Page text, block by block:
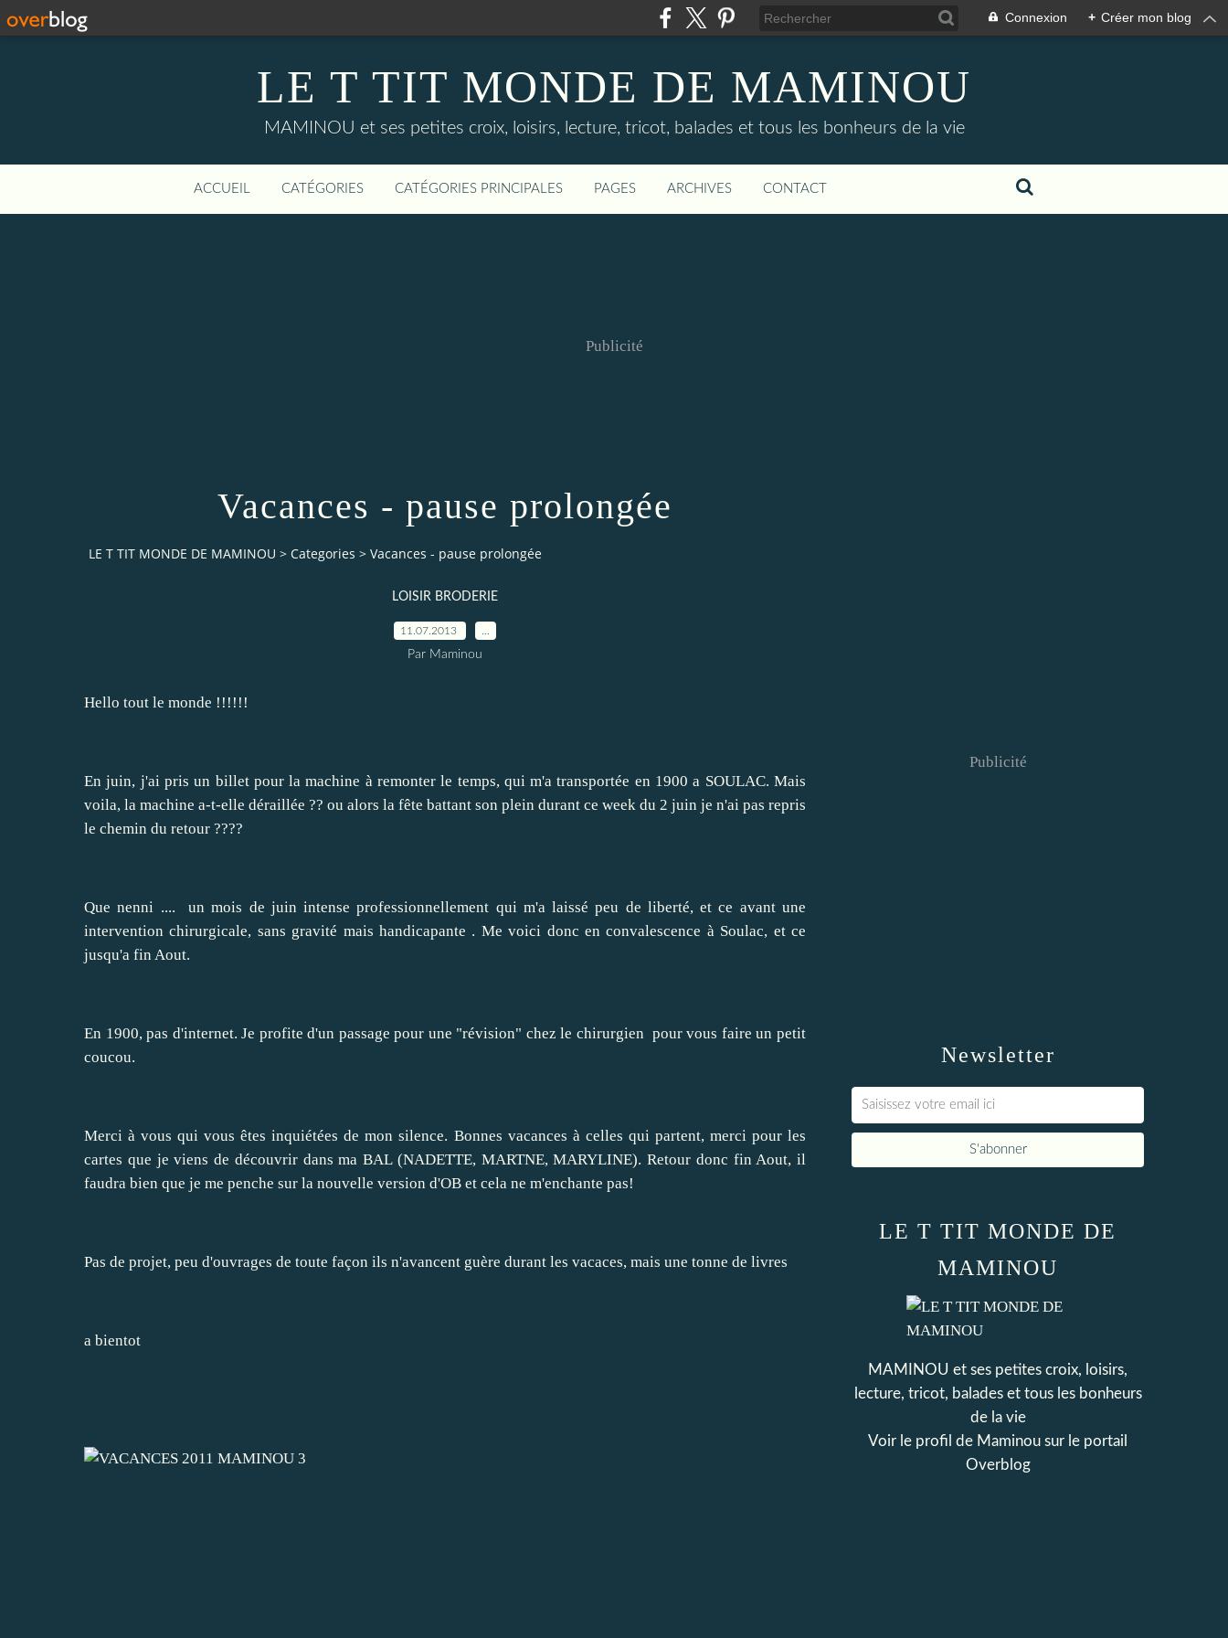
Connexion + Créer mon blog
LE T TIT MONDE DE MAMINOU
MAMINOU et ses petites croix, loisirs, lecture, tricot, balades et tous les bonheurs de la vie
ACCUEIL CATÉGORIES CATÉGORIES PRINCIPALES PAGES ARCHIVES CONTACT
Publicité
Vacances - pause prolongée
LE T TIT MONDE DE MAMINOU > Categories > Vacances - pause prolongée
LOISIR BRODERIE
11.07.2013
Par Maminou
Hello tout le monde !!!!!!
En juin, j'ai pris un billet pour la machine à remonter le temps, qui m'a transportée en 1900 a SOULAC. Mais
voila, la machine a-t-elle déraillée ?? ou alors la fête battant son plein durant ce week du 2 juin je n'ai pas repris
le chemin du retour ????
Que nenni .... un mois de juin intense professionnellement qui m'a laissé peu de liberté, et ce avant une
intervention chirurgicale, sans gravité mais handicapante . Me voici donc en convalescence à Soulac, et ce
jusqu'a fin Aout.
En 1900, pas d'internet. Je profite d'un passage pour une "révision" chez le chirurgien pour vous faire un petit
coucou.
Merci à vous qui vous êtes inquiétées de mon silence. Bonnes vacances à celles qui partent, merci pour les
cartes que je viens de découvrir dans ma BAL (NADETTE, MARTNE, MARYLINE). Retour donc fin Aout, il
faudra bien que je me penche sur la nouvelle version d'OB et cela ne m'enchante pas!
Pas de projet, peu d'ouvrages de toute façon ils n'avancent guère durant les vacaces, mais une tonne de livres
a bientot
Newsletter
Publicité
LE T TIT MONDE DE
MAMINOU
MAMINOU et ses petites croix, loisirs,
lecture, tricot, balades et tous les bonheurs
de la vie
Voir le profil de Maminou sur le portail
Overblog